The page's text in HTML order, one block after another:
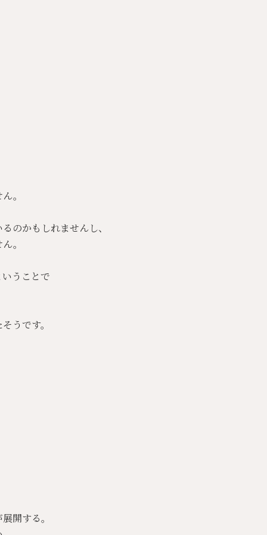
。
のかもしれませんし、
。
うことで
うです。
開する。